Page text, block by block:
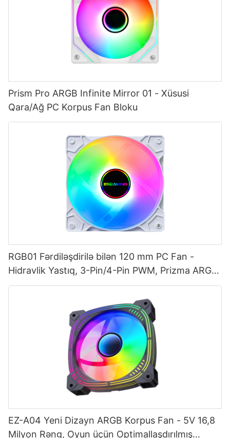
Prism Pro ARGB Infinite Mirror 01 - Xüsusi
Qara/Ağ PC Korpus Fan Bloku
RGB01 Fərdiləşdirilə bilən 120 mm PC Fan -
Hidravlik Yastıq, 3-Pin/4-Pin PWM, Prizma ARGB
İşıqlandırma
EZ-A04 Yeni Dizayn ARGB Korpus Fan - 5V 16,8
Milyon Rəng, Oyun üçün Optimallaşdırılmış